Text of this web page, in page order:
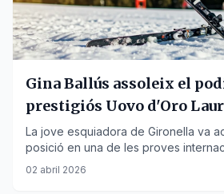
Gina Ballús assoleix el
prestigiós Uovo d'Oro
La jove esquiadora de Gironella va
posició en una de les proves
rellevants de l'esquí alpí de base.
02 abril 2026